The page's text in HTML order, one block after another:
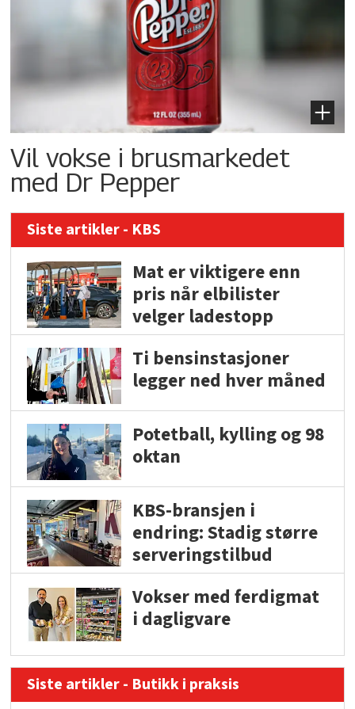
Vil vokse i brusmarkedet
med Dr Pepper
Siste artikler - KBS
Mat er viktigere enn
pris når elbilister
velger ladestopp
Ti bensinstasjoner
legger ned hver måned
Potetball, kylling og 98
oktan
KBS-bransjen i
endring: Stadig større
serveringstilbud
Vokser med ferdigmat
i dagligvare
Siste artikler - Butikk i praksis